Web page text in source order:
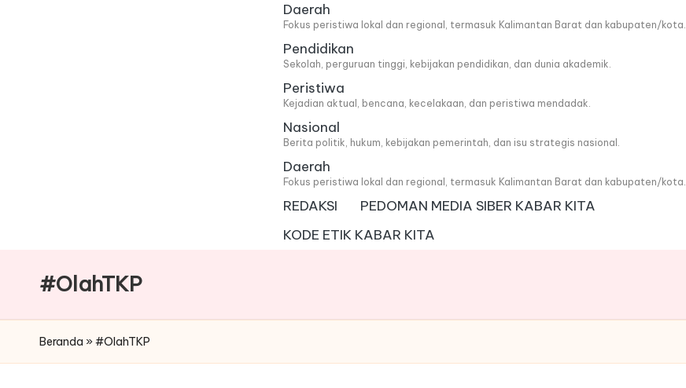
Daerah
Fokus peristiwa lokal dan regional, termasuk Kalimantan Barat dan kabupaten/kota.
Pendidikan
Sekolah, perguruan tinggi, kebijakan pendidikan, dan dunia akademik.
Peristiwa
Kejadian aktual, bencana, kecelakaan, dan peristiwa mendadak.
Nasional
Berita politik, hukum, kebijakan pemerintah, dan isu strategis nasional.
Daerah
Fokus peristiwa lokal dan regional, termasuk Kalimantan Barat dan kabupaten/kota.
REDAKSI
PEDOMAN MEDIA SIBER KABAR KITA
KODE ETIK KABAR KITA
#OlahTKP
Beranda » #OlahTKP